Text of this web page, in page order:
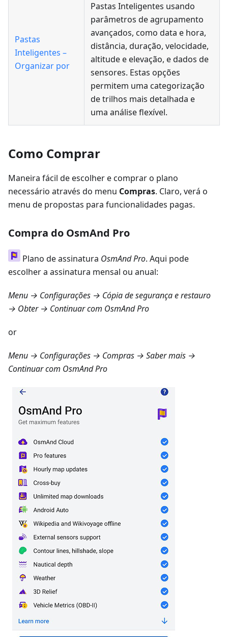
Pastas
Inteligentes –
Organizar por
Pastas Inteligentes usando
parâmetros de agrupamento
avançados, como data e hora,
distância, duração, velocidade,
altitude e elevação, e dados de
sensores. Estas opções
permitem uma categorização
de trilhos mais detalhada e
uma análise flexível.
Como Comprar
Maneira fácil de escolher e comprar o plano
necessário através do menu Compras. Claro, verá o
menu de propostas para funcionalidades pagas.
Compra do OsmAnd Pro
Plano de assinatura OsmAnd Pro. Aqui pode
escolher a assinatura mensal ou anual:
Menu → Configurações → Cópia de segurança e restauro
→ Obter→ Continuar com OsmAnd Pro
or
Menu → Configurações → Compras → Saber mais →
Continuar com OsmAnd Pro